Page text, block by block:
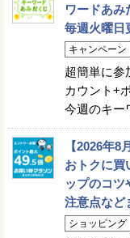
ワードあみ
毎週火曜日
キャンペーン
超簡単に参
カウント+
今週のキー
【2026年
おトクに買
ップのコツ
注意点など
ショッピング